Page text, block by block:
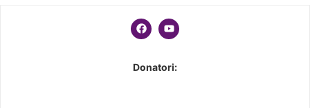
Donatori: